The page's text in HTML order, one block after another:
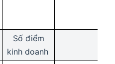
Số điểm
kinh doanh